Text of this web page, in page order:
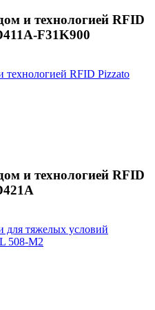
и технологией RFID
F31K900
и технологией RFID